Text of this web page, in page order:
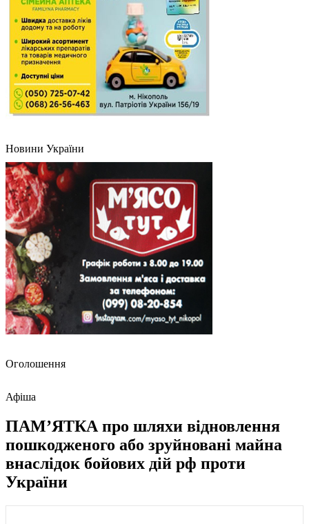
Новини України
Оголошення
Афіша
ПАМ’ЯТКА про шляхи відновлення
пошкодженого або зруйновані майна
внаслідок бойових дій рф проти
України